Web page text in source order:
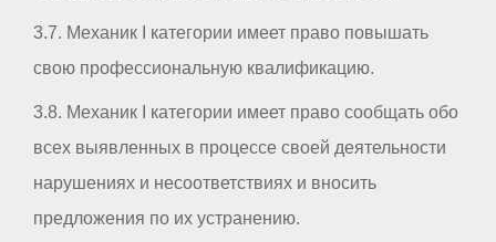
3.7. Механик I категории имеет право повышать
свою профессиональную квалификацию.
3.8. Механик I категории имеет право сообщать обо
всех выявленных в процессе своей деятельности
нарушениях и несоответствиях и вносить
предложения по их устранению.